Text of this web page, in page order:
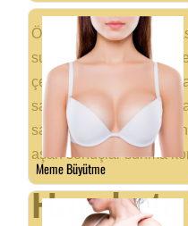
Özellikle uluslararası
sunduğu destek
çekmeden süreci
sağlamaktadır. Uzun
sayesinde, Dr.
aşan sonuçlar sunma